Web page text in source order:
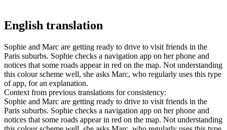
English translation
Sophie and Marc are getting ready to drive to visit friends in the
Paris suburbs. Sophie checks a navigation app on her phone and
notices that some roads appear in red on the map. Not understanding
this colour scheme well, she asks Marc, who regularly uses this type
of app, for an explanation.
Context from previous translations for consistency:
Sophie and Marc are getting ready to drive to visit friends in the
Paris suburbs. Sophie checks a navigation app on her phone and
notices that some roads appear in red on the map. Not understanding